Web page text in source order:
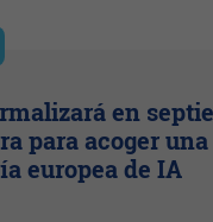
en
para acoger una
europea de IA